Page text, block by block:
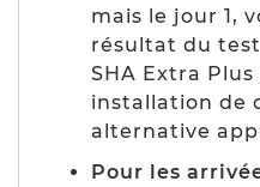
mais le jour 1,
résultat du test
SHA Extra Plus
installation de
alternative
Pour les